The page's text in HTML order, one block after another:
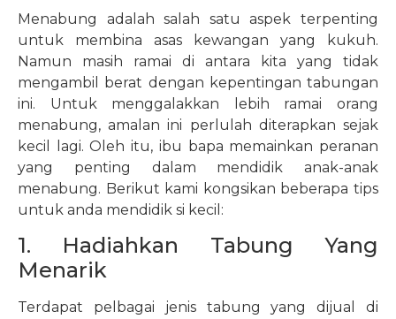
Menabung adalah salah satu aspek terpenting
untuk membina asas kewangan yang kukuh.
Namun masih ramai di antara kita yang tidak
mengambil berat dengan kepentingan tabungan
ini. Untuk menggalakkan lebih ramai orang
menabung, amalan ini perlulah diterapkan sejak
kecil lagi. Oleh itu, ibu bapa memainkan peranan
yang penting dalam mendidik anak-anak
menabung. Berikut kami kongsikan beberapa tips
untuk anda mendidik si kecil:
1. Hadiahkan Tabung Yang
Menarik
Terdapat pelbagai jenis tabung yang dijual di